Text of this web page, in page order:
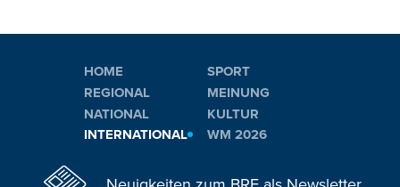
HOME
REGIONAL
NATIONAL
INTERNATIONAL
SPORT
MEINUNG
KULTUR
WM 2026